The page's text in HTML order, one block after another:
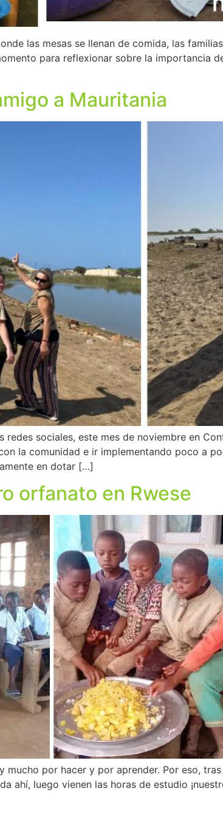
las mesas se llenan de comida, las
para reflexionar sobre la importancia
a Mauritania
sociales, este mes de noviembre en
la comunidad e ir implementando poco a
en dotar […]
orfanato en Rwese
por hacer y por aprender. Por eso,
ahí, luego vienen las horas de estudio